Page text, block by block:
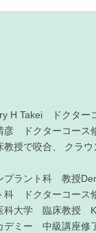
H Takei ドクター
彦 ドクターコース
授で咬合、 クラ
ラント科 教授
ドクターコース
科大学 臨床教授
デミー 中級講座修